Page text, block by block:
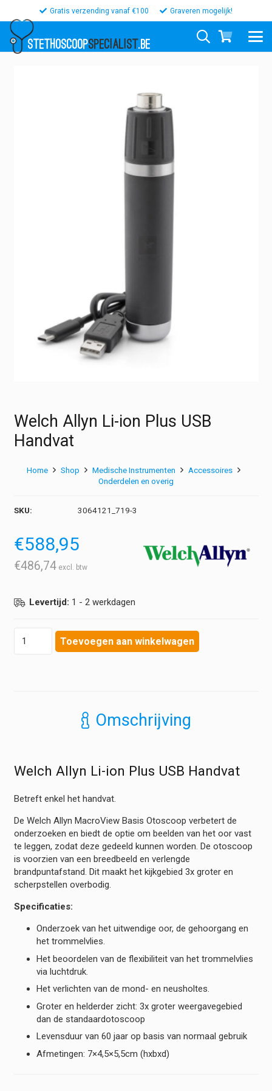
Gratis verzending vanaf €100 Graveren mogelijk!
STETHOSCOOPSPECIALIST.BE
Welch Allyn Li-ion Plus USB
Handvat
Home Shop Medische Instrumenten
Accessoires
Onderdelen en overig
SKU: 3064121_719-3
€588,95
€486,74
Levertijd: 1 - 2 werkdagen
Allyn
Toevoegen aan winkelwagen
Omschrijving
Welch Allyn Li-ion Plus USB Handvat
Betreft enkel het handvat.
De Welch Allyn MacroView Basis Otoscoop verbetert de
onderzoeken en biedt de optie om beelden van het oor vast
te leggen, zodat deze gedeeld kunnen worden. De otoscoop
is voorzien van een breedbeeld en verlengde
brandpuntafstand. Dit maakt het kijkgebied 3x groter en
scherpstellen overbodig.
Specificaties:
Onderzoek van het uitwendige oor, de gehoorgang en
het trommelvlies.
Het beoordelen van de flexibiliteit van het trommelvlies
via luchtdruk.
Het verlichten van de mond- en neusholtes.
Groter en helderder zicht: 3x groter weergavegebied
dan de standaardotoscoop
Levensduur van 60 jaar op basis van normaal gebruik
Afmetingen: 7×4,5×5,5cm (hxbxd)